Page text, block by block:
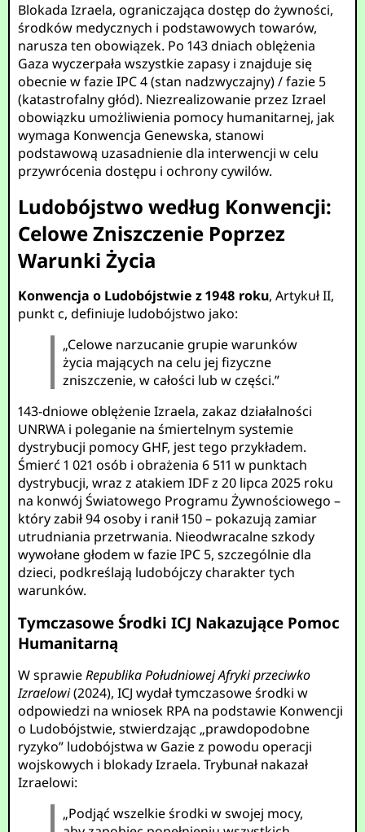
Blokada Izraela, ograniczająca dostęp do żywności,
środków medycznych i podstawowych towarów,
narusza ten obowiązek. Po 143 dniach oblężenia
Gaza wyczerpała wszystkie zapasy i znajduje się
obecnie w fazie IPC 4 (stan nadzwyczajny) / fazie 5
(katastrofalny głód). Niezrealizowanie przez Izrael
obowiązku umożliwienia pomocy humanitarnej, jak
wymaga Konwencja Genewska, stanowi
podstawową uzasadnienie dla interwencji w celu
przywrócenia dostępu i ochrony cywilów.
Ludobójstwo według Konwencji:
Celowe Zniszczenie Poprzez
Warunki Życia
Konwencja o Ludobójstwie z 1948 roku, Artykuł II,
punkt c, definiuje ludobójstwo jako:
„Celowe narzucanie grupie warunków
życia mających na celu jej fizyczne
zniszczenie, w całości lub w części.”
143-dniowe oblężenie Izraela, zakaz działalności
UNRWA i poleganie na śmiertelnym systemie
dystrybucji pomocy GHF, jest tego przykładem.
Śmierć 1 021 osób i obrażenia 6 511 w punktach
dystrybucji, wraz z atakiem IDF z 20 lipca 2025 roku
na konwój Światowego Programu Żywnościowego –
który zabił 94 osoby i ranił 150 – pokazują zamiar
utrudniania przetrwania. Nieodwracalne szkody
wywołane głodem w fazie IPC 5, szczególnie dla
dzieci, podkreślają ludobójczy charakter tych
warunków.
Tymczasowe Środki ICJ Nakazujące Pomoc
Humanitarną
W sprawieRepublika Południowej Afryki przeciwko
Izraelowi(2024), ICJ wydał tymczasowe środki w
odpowiedzi na wniosek RPA na podstawie Konwencji
o Ludobójstwie, stwierdzając „prawdopodobne
ryzyko” ludobójstwa w Gazie z powodu operacji
wojskowych i blokady Izraela. Trybunał nakazał
Izraelowi:
„Podjąć wszelkie środki w swojej mocy,